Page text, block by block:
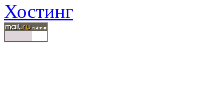
Хостинг